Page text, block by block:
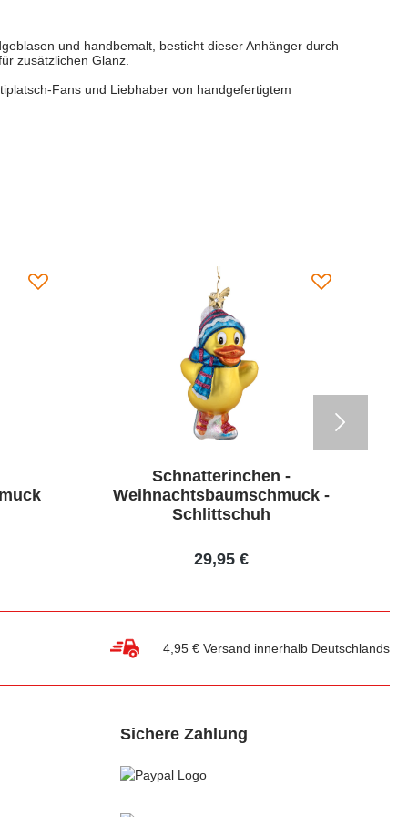
und handbemalt, besticht dieser Anhänger durch
zusätzlichen Glanz.
Fans und Liebhaber von handgefertigtem
Schnatterinchen -
Weihnachtsbaumschmuck -
Schlittschuh
29,95 €
4,95 € Versand innerhalb Deutschlands
Sichere Zahlung